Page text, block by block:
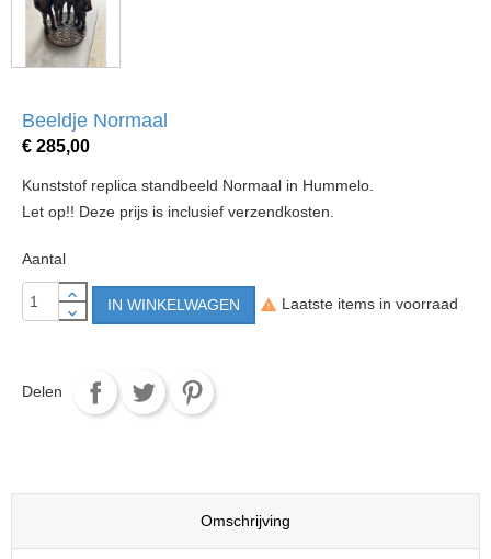
Beeldje Normaal
€ 285,00
Kunststof replica standbeeld Normaal in Hummelo.
Let op!! Deze prijs is inclusief verzendkosten.
Aantal
IN WINKELWAGEN  Laatste items in voorraad
Delen
Omschrijving